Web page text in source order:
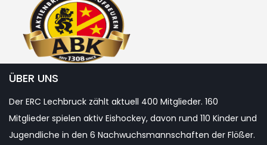
YouTube
Channel
ÜBER UNS
Der ERC Lechbruck zählt aktuell 400 Mitglieder. 160
Mitglieder spielen aktiv Eishockey, davon rund 110 Kinder und
Jugendliche in den 6 Nachwuchsmannschaften der Flößer.